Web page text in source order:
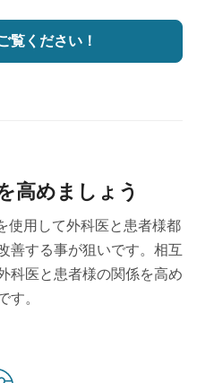
覧ください！
高めましょう
使用して外科医と患者様都
善する事が狙いです。相互
科医と患者様の関係を高め
す。